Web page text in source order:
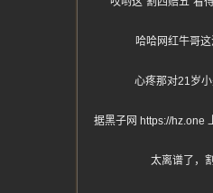
哈哈网红牛哥
心疼那对21岁
据黑子网 https://hz.one
太离谱了，